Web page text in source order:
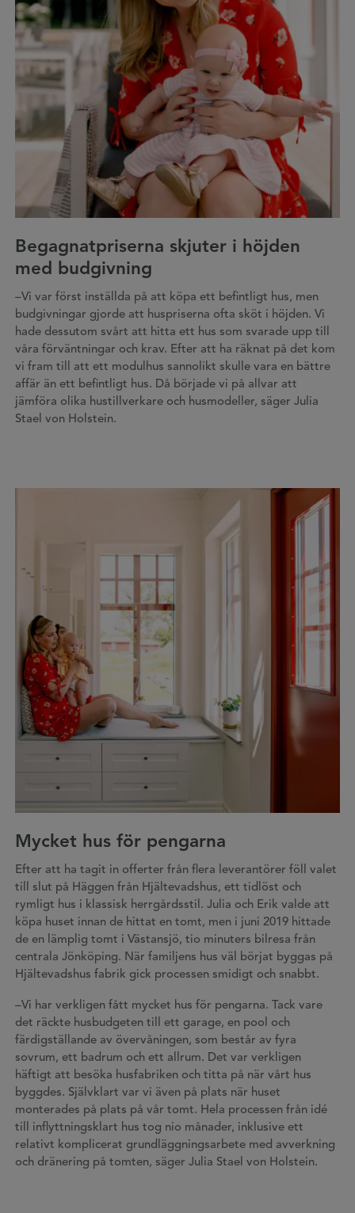
Begagnatpriserna skjuter i höjden
med budgivning
–Vi var först inställda på att köpa ett befintligt hus, men
budgivningar gjorde att huspriserna ofta sköt i höjden. Vi
hade dessutom svårt att hitta ett hus som svarade upp till
våra förväntningar och krav. Efter att ha räknat på det kom
vi fram till att ett modulhus sannolikt skulle vara en bättre
affär än ett befintligt hus. Då började vi på allvar att
jämföra olika hustillverkare och husmodeller, säger Julia
Stael von Holstein.
Mycket hus för pengarna
Efter att ha tagit in offerter från flera leverantörer föll valet
till slut på Häggen från Hjältevadshus, ett tidlöst och
rymligt hus i klassisk herrgårdsstil. Julia och Erik valde att
köpa huset innan de hittat en tomt, men i juni 2019 hittade
de en lämplig tomt i Västansjö, tio minuters bilresa från
centrala Jönköping. När familjens hus väl börjat byggas på
Hjältevadshus fabrik gick processen smidigt och snabbt.
–Vi har verkligen fått mycket hus för pengarna. Tack vare
det räckte husbudgeten till ett garage, en pool och
färdigställande av övervåningen, som består av fyra
sovrum, ett badrum och ett allrum. Det var verkligen
häftigt att besöka husfabriken och titta på när vårt hus
byggdes. Självklart var vi även på plats när huset
monterades på plats på vår tomt. Hela processen från idé
till inflyttningsklart hus tog nio månader, inklusive ett
relativt komplicerat grundläggningsarbete med avverkning
och dränering på tomten, säger Julia Stael von Holstein.